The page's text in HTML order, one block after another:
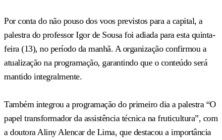
Por conta do não pouso dos voos previstos para a capital, a
palestra do professor Igor de Sousa foi adiada para esta quinta-
feira (13), no período da manhã. A organização confirmou a
atualização na programação, garantindo que o conteúdo será
mantido integralmente.
Também integrou a programação do primeiro dia a palestra “O
papel transformador da assistência técnica na fruticultura”, com
a doutora Aliny Alencar de Lima, que destacou a importância